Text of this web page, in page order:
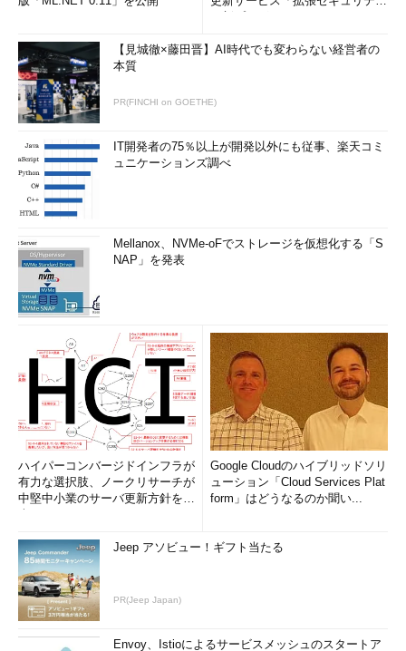
【見城徹×藤田晋】AI時代でも変わらない経営者の
本質
PR(FINCHI on GOETHE)
IT開発者の75％以上が開発以外にも従事、楽天コミ
ュニケーションズ調べ
Mellanox、NVMe-oFでストレージを仮想化する「S
NAP」を発表
ハイパーコンバージドインフラが
有力な選択肢、ノークリサーチが
中堅中小業のサーバ更新方針を調
Google Cloudのハイブリッドソリ
ューション「Cloud Services Plat
form」はどうなるのか聞い...
Jeep アソビュー！ギフト当たる
PR(Jeep Japan)
Envoy、Istioによるサービスメッシュのスタートア